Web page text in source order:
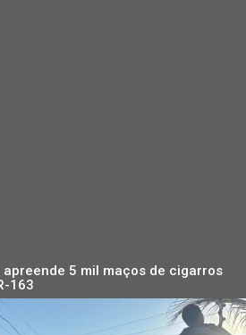
apreende 5 mil maços de cigarros
163